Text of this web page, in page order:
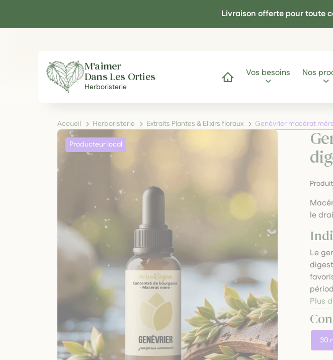
Livraison offerte pour toute
M'aimer
Dans Les Orties
Herboristerie
Accueil
Vos besoins Nos
Accueil Herboristerie Extraits Plantes & Elixirs floraux Genévrier macérat
le
Le
Plus
30